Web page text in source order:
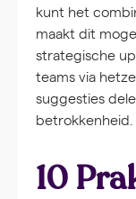
kunt het
maakt dit
strategische
teams via
suggesties
betrokkenheid.
10